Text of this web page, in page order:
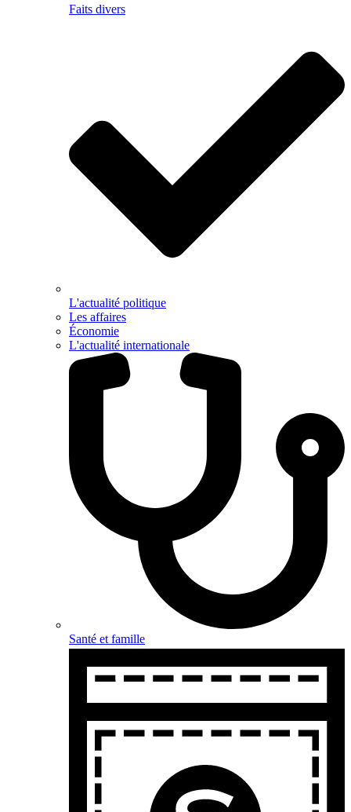
Faits divers
L'actualité politique
Les affaires
Économie
L'actualité internationale
Santé et famille